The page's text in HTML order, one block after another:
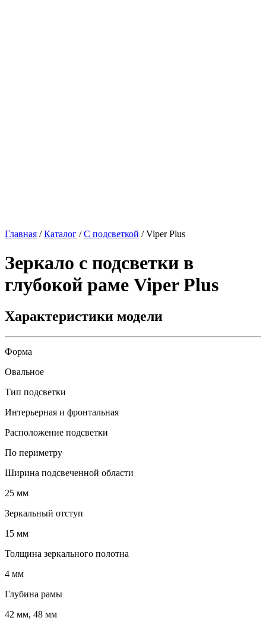
Главная /Каталог /С подсветкой /Viper Plus
Зеркало с подсветки в
глубокой раме Viper Plus
Характеристики модели
Форма
Овальное
Тип подсветки
Интерьерная и фронтальная
Расположение подсветки
По периметру
Ширина подсвеченной области
25 мм
Зеркальный отступ
15 мм
Толщина зеркального полотна
4 мм
Глубина рамы
42 мм, 48 мм